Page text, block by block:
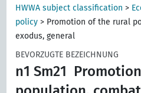
HWWA subject classification >
policy > Promotion of the rural
exodus, general
BEVORZUGTE BEZEICHNUNG
n1 Sm21